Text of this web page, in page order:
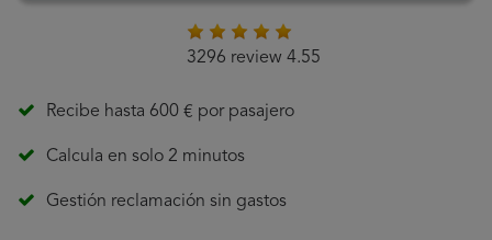
3296 review 4.55
Recibe hasta 600 € por pasajero
Calcula en solo 2 minutos
Gestión reclamación sin gastos